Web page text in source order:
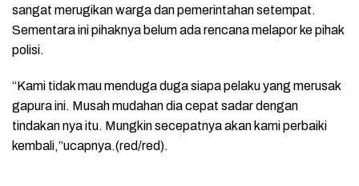
sangat merugikan warga dan pemerintahan setempat.
Sementara ini pihaknya belum ada rencana melapor ke pihak
polisi.
“Kami tidak mau menduga duga siapa pelaku yang merusak
gapura ini. Musah mudahan dia cepat sadar dengan
tindakan nya itu. Mungkin secepatnya akan kami perbaiki
kembali,”ucapnya.(red/red).